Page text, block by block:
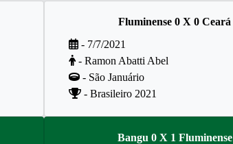
Fluminense 0 X 0 Ceará
- 7/7/2021
- Ramon Abatti Abel
- São Januário
- Brasileiro 2021
Bangu 0 X 1 Fluminense